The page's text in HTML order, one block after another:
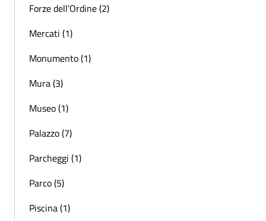
Forze dell'Ordine (2)
Mercati (1)
Monumento (1)
Mura (3)
Museo (1)
Palazzo (7)
Parcheggi (1)
Parco (5)
Piscina (1)